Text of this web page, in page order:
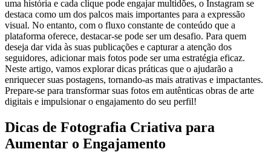
uma história e cada clique pode engajar multidões, ‌o⁣ Instagram se
destaca ‍como um dos palcos mais importantes ⁢para‍ a expressão
visual.‍ No ‌entanto, ‌com o fluxo constante‌ de conteúdo que a
plataforma oferece, destacar-se pode ser⁤ um desafio. Para ​quem
deseja dar‍ vida às suas ⁤publicações e‍ capturar a atenção dos
⁤seguidores, adicionar ⁤mais fotos pode ser uma estratégia eficaz.⁤
Neste artigo, vamos explorar dicas práticas ‍que ‍o ajudarão a
‌enriquecer suas postagens, tornando-as mais⁢ atrativas e⁤ impactantes.
⁢Prepare-se para transformar ⁢suas fotos em ‌autênticas obras de⁢ arte
digitais e impulsionar ⁤o engajamento do seu perfil!
Dicas de Fotografia⁤ Criativa para ​
Aumentar o ‍Engajamento